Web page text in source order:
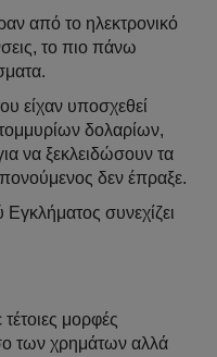
από το ηλεκτρονικό
το πιο πάνω
είχαν υποσχεθεί
δολαρίων,
να ξεκλειδώσουν τα
δεν έπραξε.
συνεχίζει
μορφές
των χρημάτων αλλά